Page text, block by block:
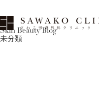
Skin Beauty Blog
未分類